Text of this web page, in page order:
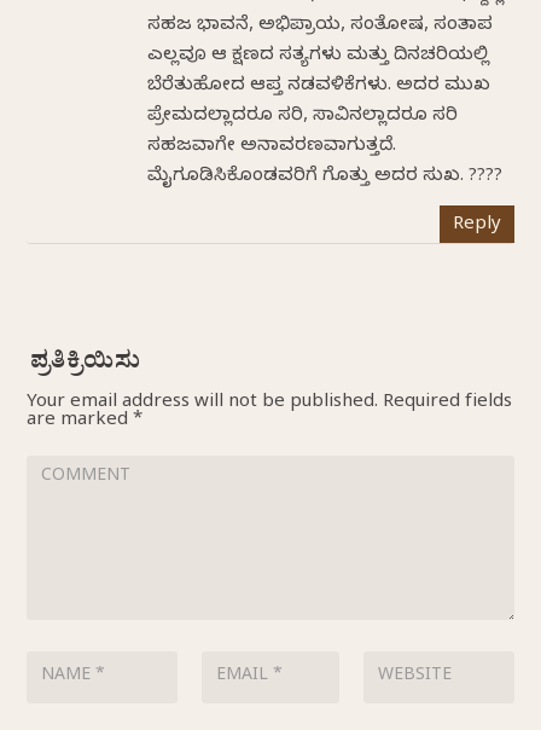
ಸಹಜ ಭಾವನೆ, ಅಭಿಪ್ರಾಯ, ಸಂತೋಷ, ಸಂತಾಪ
ಎಲ್ಲವೂ ಆ ಕ್ಷಣದ ಸತ್ಯಗಳು ಮತ್ತು ದಿನಚರಿಯಲ್ಲಿ
ಬೆರೆತುಹೋದ ಆಪ್ತ ನಡವಳಿಕೆಗಳು. ಅದರ ಮುಖ
ಪ್ರೇಮದಲ್ಲಾದರೂ ಸರಿ, ಸಾವಿನಲ್ಲಾದರೂ ಸರಿ
ಸಹಜವಾಗೇ ಅನಾವರಣವಾಗುತ್ತದೆ‌.
ಮೈಗೂಡಿಸಿಕೊಂಡವರಿಗೆ ಗೊತ್ತು ಅದರ ಸುಖ. ????
Reply
Your email address will not be published. Required fields
are marked *